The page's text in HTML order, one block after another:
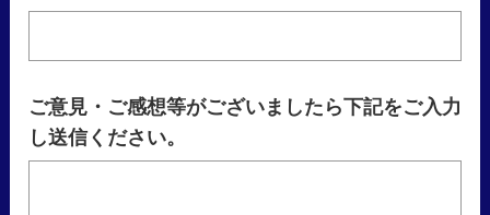
ご意見・ご感想等がございましたら下記をご入力
し送信ください。